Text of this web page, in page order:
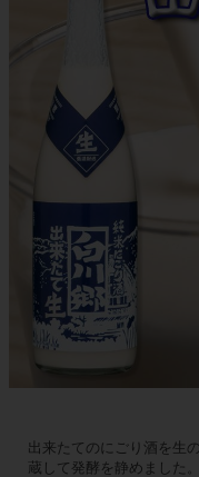
出来たてのにごり酒を生
蔵して発酵を静めました。